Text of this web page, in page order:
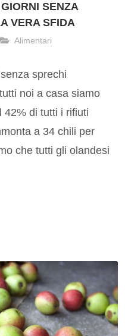
SENZA
VERA SFIDA
Alimentari
sprechi
noi a casa siamo
42% di tutti i rifiuti
a 34 chili per
che tutti gli olandesi